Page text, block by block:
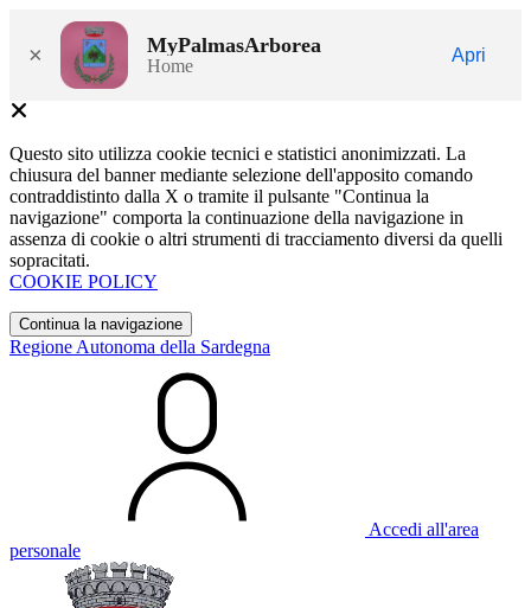
× MyPalmasArborea
Home
Apri
Questo sito utilizza cookie tecnici e statistici anonimizzati. La
chiusura del banner mediante selezione dell'apposito comando
contraddistinto dalla X o tramite il pulsante "Continua la
navigazione" comporta la continuazione della navigazione in
assenza di cookie o altri strumenti di tracciamento diversi da quelli
sopracitati.
COOKIE POLICY
Continua la navigazione
Regione Autonoma della Sardegna
Accedi all'area
personale